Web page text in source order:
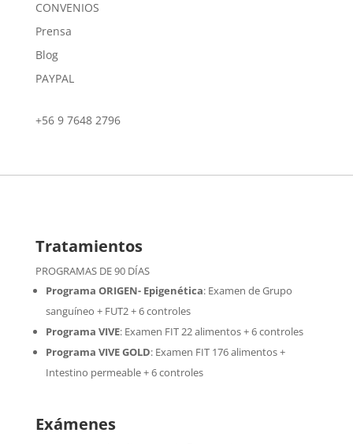
CONVENIOS
Prensa
Blog
PAYPAL
+56 9 7648 2796
Tratamientos
PROGRAMAS DE 90 DÍAS
Programa ORIGEN- Epigenética:Examen de Grupo
sanguíneo + FUT2 + 6 controles
Programa VIVE: Examen FIT 22 alimentos + 6 controles
Programa VIVE GOLD: Examen FIT 176 alimentos +
Intestino permeable + 6 controles
Exámenes